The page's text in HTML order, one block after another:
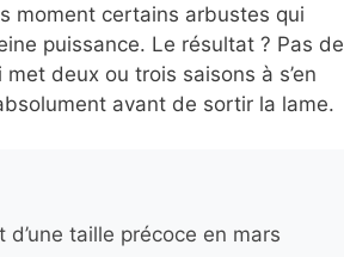
moment certains arbustes qui
puissance. Le résultat ? Pas de
deux ou trois saisons à s’en
avant de sortir la lame.
taille précoce en mars